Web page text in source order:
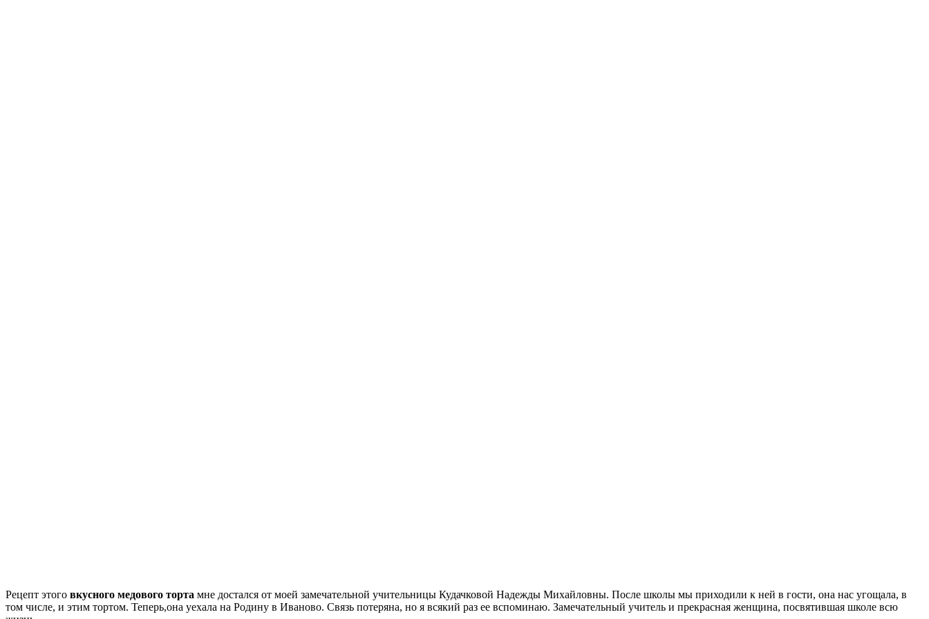
Рецепт этого вкусного медового торта мне достался от моей замечательной учительницы Кудачковой Надежды Михайловны. После школы мы приходили к ней в гости, она нас угощала, в
том числе, и этим тортом. Теперь,она уехала на Родину в Иваново. Связь потеряна, но я всякий раз ее вспоминаю. Замечательный учитель и прекрасная женщина, посвятившая школе всю